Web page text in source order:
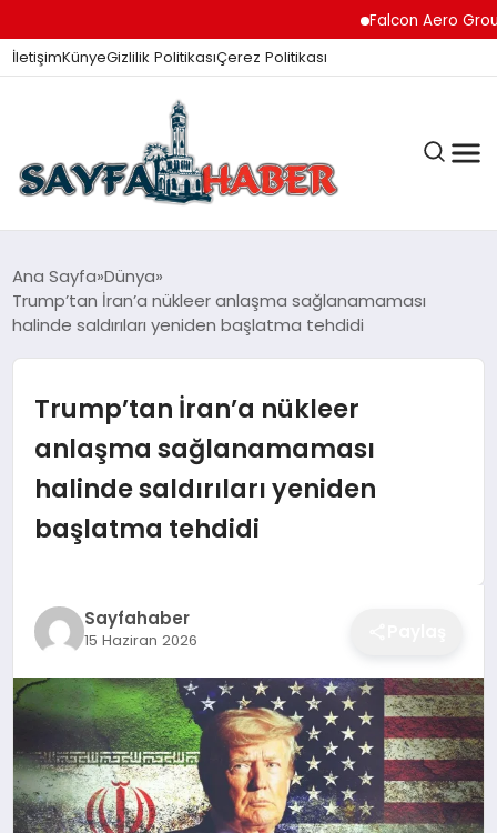
Falcon Aero Group,
İletişimKünyeGizlilik PolitikasıÇerez Politikası
ANA SAYFA
GÜNDEM
İZMIR HABERLERI
EĞITIM
EKONOMI
SAĞLIK
SPOR
Ana Sayfa Dünya
Trump’tan İran’a nükleer anlaşma sağlanamaması
halinde saldırıları yeniden başlatma tehdidi
Trump’tan İran’a nükleer
anlaşma sağlanamaması
halinde saldırıları yeniden
başlatma tehdidi
Sayfahaber
15 Haziran 2026